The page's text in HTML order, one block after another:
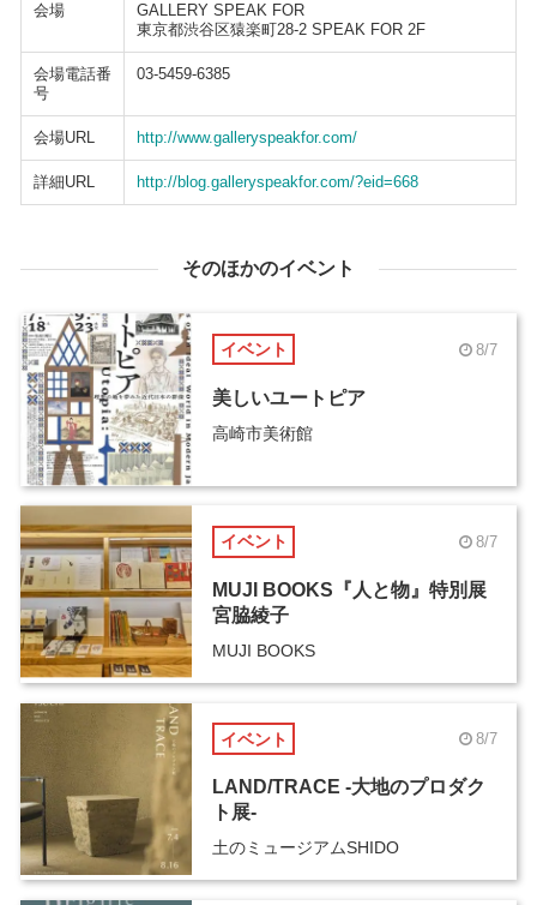
会場
GALLERY SPEAK FOR
東京都渋谷区猿楽町28-2 SPEAK FOR 2F
会場電話番
号
03-5459-6385
会場URL http://www.galleryspeakfor.com/
詳細URL http://blog.galleryspeakfor.com/?eid=668
そのほかのイベント
イベント 8/7
美しいユートピア
高崎市美術館
イベント 8/7
MUJI BOOKS『人と物』特別展
宮脇綾子
MUJI BOOKS
イベント 8/7
LAND/TRACE -大地のプロダク
ト展-
土のミュージアムSHIDO